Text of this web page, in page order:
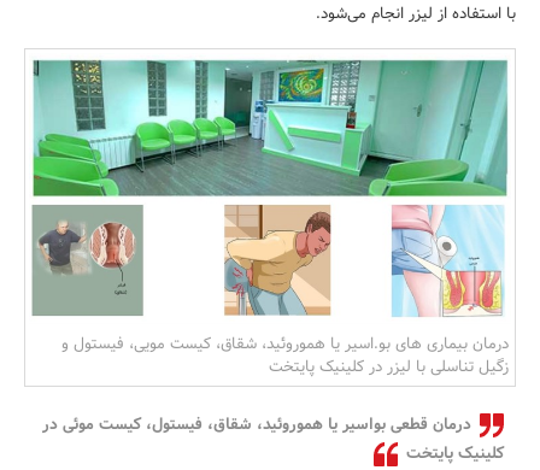
مسکن و ساختمان
با استفاده از لیزر انجام می‌شود.
درمان بیماری های بو.اسیر یا هموروئید، شقاق، کیست مویی، فیستول و
زگیل تناسلی با لیزر در کلینیک پایتخت
درمان قطعی بواسیر یا هموروئید، شقاق، فیستول، کیست موئی در
کلینیک پایتخت